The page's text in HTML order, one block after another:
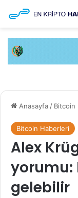
Anasayfa / Bitcoin
Bitcoin Haberleri
Alex
yorumu:
gelebilir